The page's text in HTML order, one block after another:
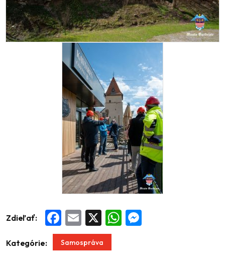
Zdieľať: Facebook
Email WhatsApp
Kategórie: Samospráva